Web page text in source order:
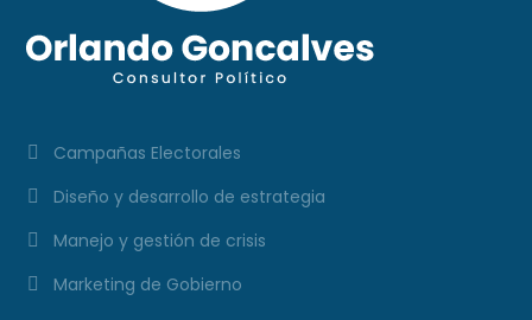
Campañas Electorales
Diseño y desarrollo de estrategia
Manejo y gestión de crisis
Marketing de Gobierno